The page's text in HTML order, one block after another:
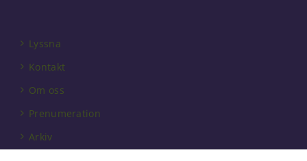
Lyssna
Kontakt
Om oss
Prenumeration
Arkiv